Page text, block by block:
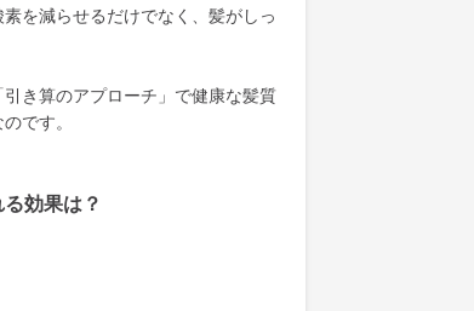
を減らせるだけでなく、髪がしっ
き算のアプローチ」で健康な髪質
です。
効果は？